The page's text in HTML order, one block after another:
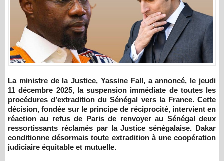
La ministre de la Justice, Yassine Fall, a annoncé, le jeudi
11 décembre 2025, la suspension immédiate de toutes les
procédures d’extradition du Sénégal vers la France. Cette
décision, fondée sur le principe de réciprocité, intervient en
réaction au refus de Paris de renvoyer au Sénégal deux
ressortissants réclamés par la Justice sénégalaise. Dakar
conditionne désormais toute extradition à une coopération
judiciaire équitable et mutuelle.